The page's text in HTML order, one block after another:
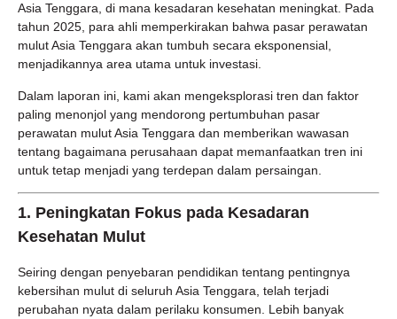
Asia Tenggara, di mana kesadaran kesehatan meningkat. Pada
tahun 2025, para ahli memperkirakan bahwa pasar perawatan
mulut Asia Tenggara akan tumbuh secara eksponensial,
menjadikannya area utama untuk investasi.
Dalam laporan ini, kami akan mengeksplorasi tren dan faktor
paling menonjol yang mendorong pertumbuhan pasar
perawatan mulut Asia Tenggara dan memberikan wawasan
tentang bagaimana perusahaan dapat memanfaatkan tren ini
untuk tetap menjadi yang terdepan dalam persaingan.
1. Peningkatan Fokus pada Kesadaran
Kesehatan Mulut
Seiring dengan penyebaran pendidikan tentang pentingnya
kebersihan mulut di seluruh Asia Tenggara, telah terjadi
perubahan nyata dalam perilaku konsumen. Lebih banyak